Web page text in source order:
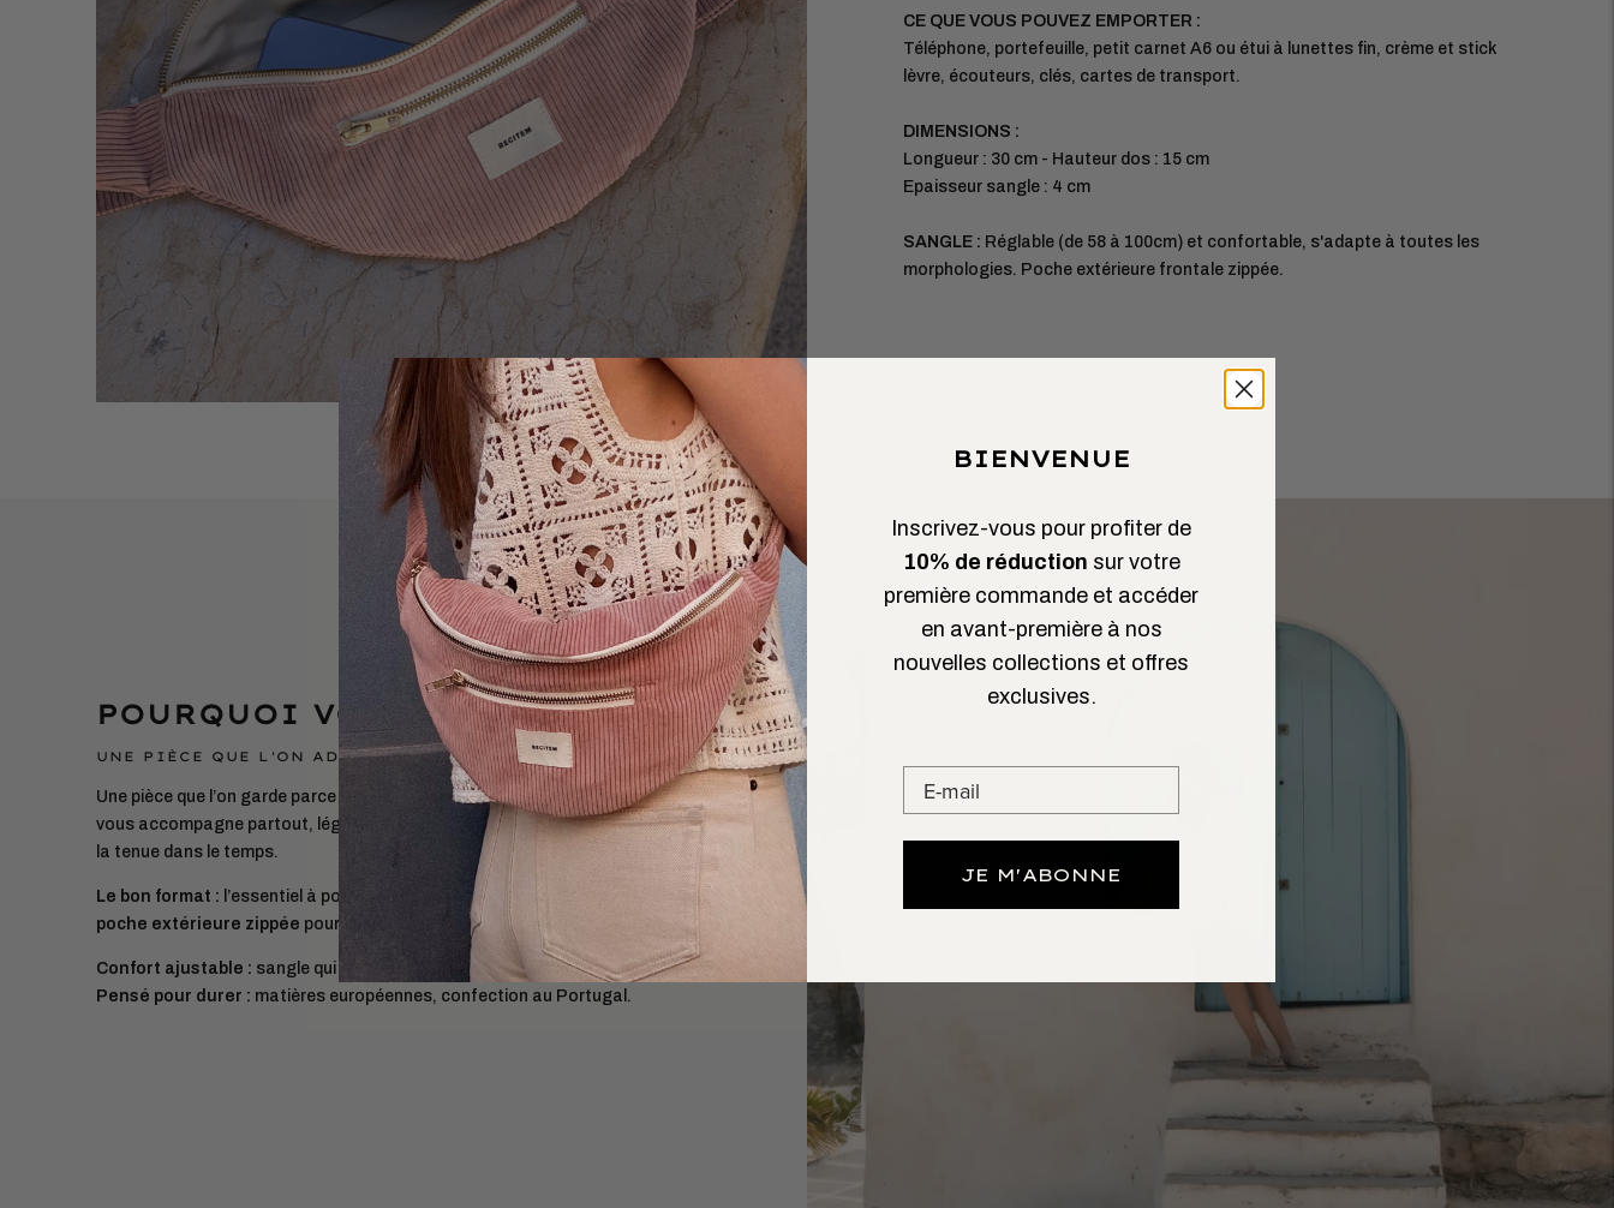
CE QUE VOUS POUVEZ EMPORTER :
Téléphone, portefeuille, petit carnet A6 ou étui à lunettes fin, crème et stick
lèvre, écouteurs, clés, cartes de transport.
DIMENSIONS :
Longueur : 30 cm - Hauteur dos : 15 cm
Epaisseur sangle : 4 cm
SANGLE : Réglable (de 58 à 100cm) et confortable, s'adapte à toutes les
morphologies. Poche extérieure frontale zippée.
POURQUOI VOUS ALLEZ L’AIMER
UNE PIÈCE QUE L'ON ADOPTE ET QUE L'ON GARDE
Une pièce que l’on garde parce qu’elle facilite le quotidien. Lesac banane
vous accompagne partout, léger et pratique, sans compromis sur le style ni
la tenue dans le temps.
Le bon format : l’essentiel à portée (téléphone, porte-cartes, clés) avec
poche extérieure zippée pour un accès rapide.
Confort ajustable : sangle qui s’adapte à toutes les morphologies.
Pensé pour durer : matières européennes, confection au Portugal.
BIENVENUE
Inscrivez-vous pour profiter de
10% de réduction sur votre
première commande et accéder
en avant-première à nos
nouvelles collections et offres
exclusives.
JE M'ABONNE